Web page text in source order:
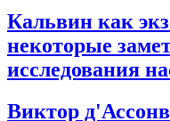
Кальвин как
некоторые
исследования
Виктор